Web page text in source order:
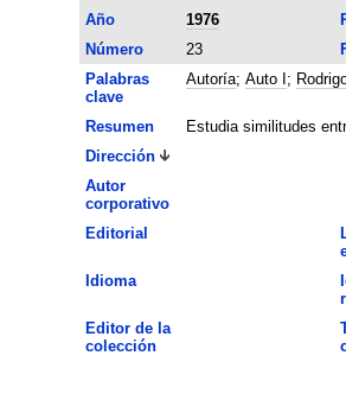
Año
1976
Número
23
Palabras
clave
Autoría; Auto I ;
Resumen
Estudia similitudes
Dirección
Autor
corporativo
Editorial
Idioma
Editor de la
colección